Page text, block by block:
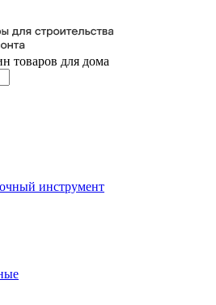
товаров для дома
инструмент